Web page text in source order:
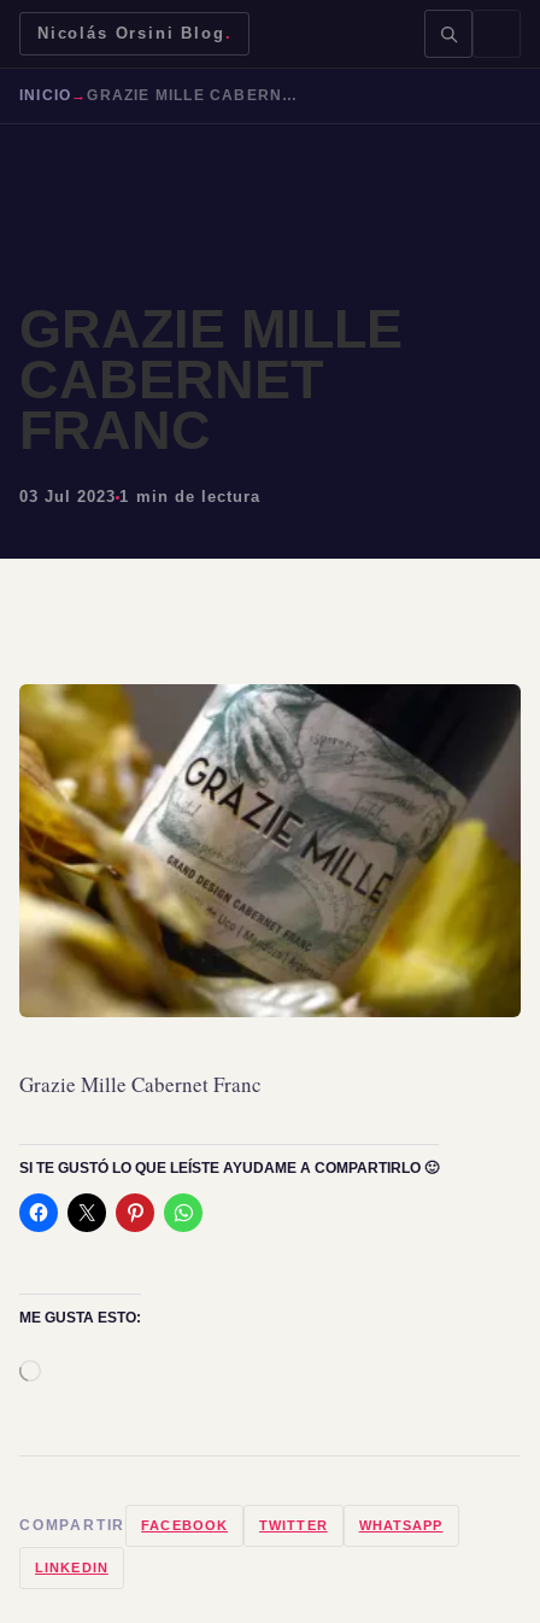
Nicolás Orsini Blog .
Mendoza Malbec
INICIO → GRAZIE MILLE CABERNET FRANC
GRAZIE MILLE
CABERNET
FRANC
03 Jul 2023 1 min de lectura
Grazie Mille Cabernet Franc
SI TE GUSTÓ LO QUE LEÍSTE AYUDAME A COMPARTIRLO 🙂
ME GUSTA ESTO:
COMPARTIR FACEBOOK TWITTER WHATSAPP
LINKEDIN